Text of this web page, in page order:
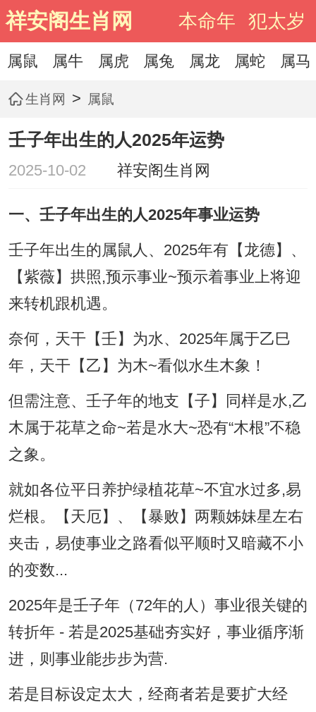
祥安阁生肖网 本命年 犯太岁
属鼠 属牛 属虎 属兔 属龙 属蛇 属马
生肖网 > 属鼠
壬子年出生的人2025年运势
2025-10-02 祥安阁生肖网
一、壬子年出生的人2025年事业运势
壬子年出生的属鼠人、2025年有【龙德】、
【紫薇】拱照,预示事业~预示着事业上将迎
来转机跟机遇。
奈何，天干【壬】为水、2025年属于乙巳
年，天干【乙】为木~看似水生木象！
但需注意、壬子年的地支【子】同样是水,乙
木属于花草之命~若是水大~恐有“木根”不稳
之象。
就如各位平日养护绿植花草~不宜水过多,易
烂根。【天厄】、【暴败】两颗姊妹星左右
夹击，易使事业之路看似平顺时又暗藏不小
的变数...
2025年是壬子年（72年的人）事业很关键的
转折年 - 若是2025基础夯实好，事业循序渐
进，则事业能步步为营.
若是目标设定太大，经商者若是要扩大经